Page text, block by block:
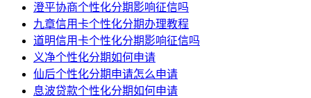
澄平协商个性化分期影响征信吗
九章信用卡个性化分期办理教程
道明信用卡个性化分期影响征信吗
义净个性化分期如何申请
仙后个性化分期申请怎么申请
息波贷款个性化分期如何申请